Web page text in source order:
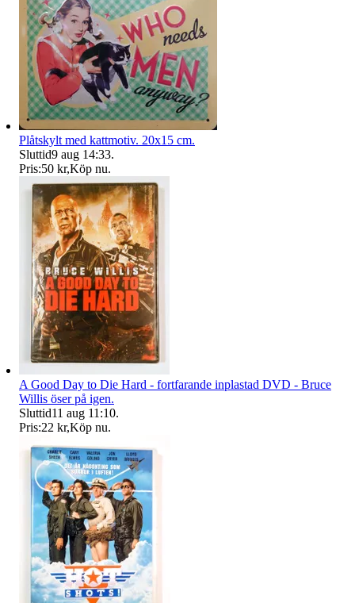
Plåtskylt med kattmotiv. 20x15 cm.
Sluttid9 aug 14:33.
Pris:50 kr,Köp nu.
A Good Day to Die Hard - fortfarande inplastad DVD - Bruce
Willis öser på igen.
Sluttid11 aug 11:10.
Pris:22 kr,Köp nu.